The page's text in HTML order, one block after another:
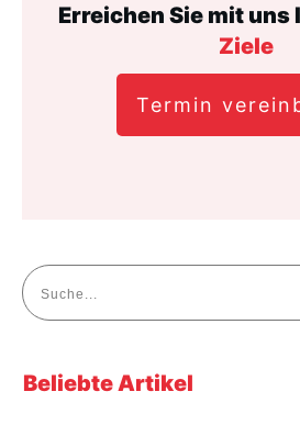
Erreichen Sie mit uns
Ziele
Termin
Beliebte Artikel